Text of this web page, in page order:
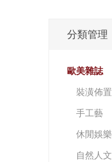
分類管理
歐美雜誌
裝潢佈置
手工藝
休閒娛樂
自然人文